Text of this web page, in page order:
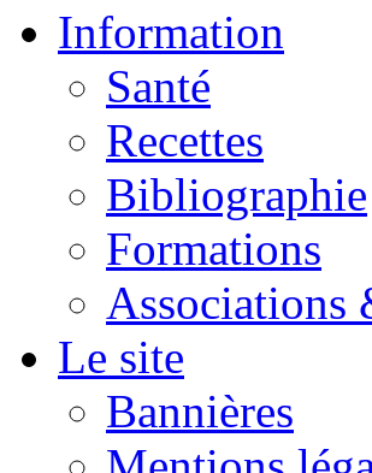
Information
Santé
Recettes
Bibliographie
Formations
Associations
Le site
Bannières